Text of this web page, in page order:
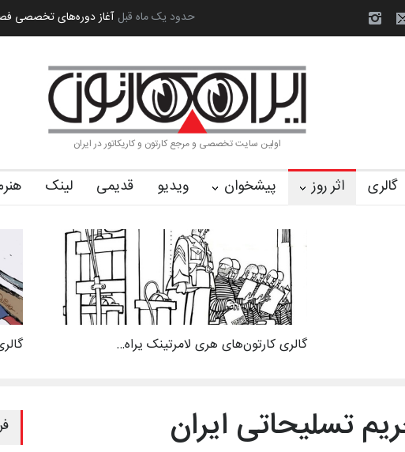
گزارش تصویری آیین به یاد اردوغان باشول (۱۹۳۶–۲۰۲۶) جشنواره بین‌المل… حدود یک ماه قبل
اولین سایت تخصصی و مرجع کارتون و کاریکاتور در ایران
گالری اثر روز پیشخوان ویدیو قدیمی لینک
گالری کارتون‌های هری لامرتینک یراه…
تسلیحاتی ایران